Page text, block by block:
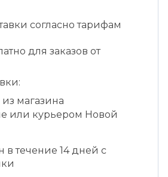
согласно тарифам
для заказов от
магазина
или курьером Новой
в течение 14 дней с